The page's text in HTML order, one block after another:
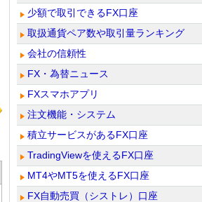
少額で取引できるFX口座
取扱通貨ペア数や取引量ランキング
会社の信頼性
FX・為替ニュース
FXスマホアプリ
注文機能・システム
積立サービスがあるFX口座
TradingViewを使えるFX口座
MT4やMT5を使えるFX口座
FX自動売買（シストレ）口座